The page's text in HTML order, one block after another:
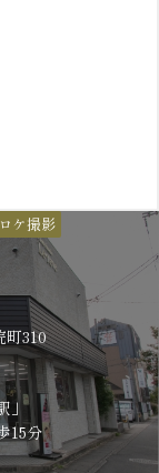
ロケ撮影
町310
」
15分